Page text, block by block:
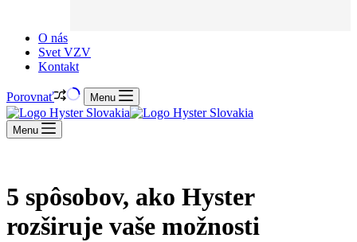
O nás
Svet VZV
Kontakt
Porovnať Menu
Menu
5 spôsobov, ako Hyster
rozširuje vaše možnosti